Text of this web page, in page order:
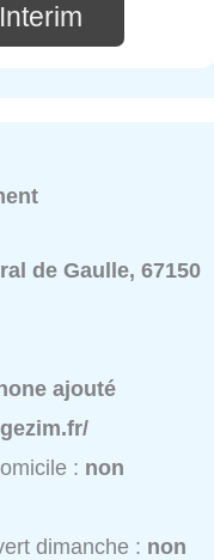
de Gaulle, 67150
ajouté
: non
dimanche : non